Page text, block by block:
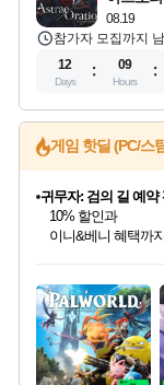
08.19
참가자 모집까지
12
Days
09
Hours
게임 핫딜 (PC/스
최대 90% 할인가를
네이버혜택과 함께
50%할인&추가 적립
귀무자: 검의 길 예약
10% 할인과
이니&베니 혜택까
네이버 혜택가와 함
할인&네이버혜택으
네이버페이 혜택과
40주년 프로모션으
네이버 포인트 혜택
할인가에 만나보세
일부 에디션 상시 할
혜택으로 예약 판매
편안하게 충전하세